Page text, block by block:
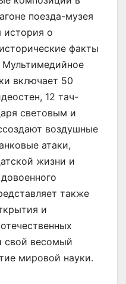
поезда-музея
история о
факты
включает 50
12 тач-
световым и
воздушные
атаки,
жизни и
также
и
свой весомый
мировой науки.